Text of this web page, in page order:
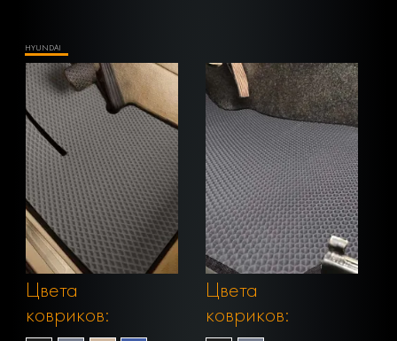
HYUNDAI
Цвета
ковриков:
Цвета
ковриков: